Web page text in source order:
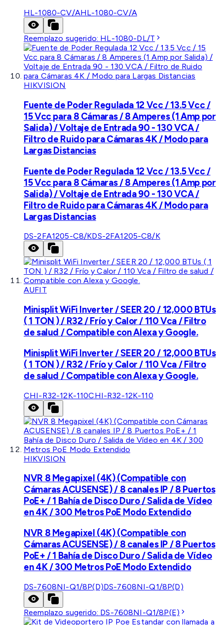
HL-1080-CV/AHL-1080-CV/A
Reemplazo sugerido: HL-1080-DL/T
HIKVISION
Fuente de Poder Regulada 12 Vcc / 13.5 Vcc /
15 Vcc para 8 Cámaras / 8 Amperes (1 Amp por
Salida) / Voltaje de Entrada 90 - 130 VCA /
Filtro de Ruido para Cámaras 4K / Modo para
Largas Distancias
Fuente de Poder Regulada 12 Vcc / 13.5 Vcc /
15 Vcc para 8 Cámaras / 8 Amperes (1 Amp por
Salida) / Voltaje de Entrada 90 - 130 VCA /
Filtro de Ruido para Cámaras 4K / Modo para
Largas Distancias
DS-2FA1205-C8/KDS-2FA1205-C8/K
AUFIT
Minisplit WiFi Inverter / SEER 20 / 12,000 BTUs
( 1 TON ) / R32 / Frío y Calor / 110 Vca / Filtro
de salud / Compatible con Alexa y Google.
Minisplit WiFi Inverter / SEER 20 / 12,000 BTUs
( 1 TON ) / R32 / Frío y Calor / 110 Vca / Filtro
de salud / Compatible con Alexa y Google.
CHI-R32-12K-110CHI-R32-12K-110
HIKVISION
NVR 8 Megapixel (4K) (Compatible con
Cámaras ACUSENSE) / 8 canales IP / 8 Puertos
PoE+ / 1 Bahía de Disco Duro / Salida de Vídeo
en 4K / 300 Metros PoE Modo Extendido
NVR 8 Megapixel (4K) (Compatible con
Cámaras ACUSENSE) / 8 canales IP / 8 Puertos
PoE+ / 1 Bahía de Disco Duro / Salida de Vídeo
en 4K / 300 Metros PoE Modo Extendido
DS-7608NI-Q1/8P(D)DS-7608NI-Q1/8P(D)
Reemplazo sugerido: DS-7608NI-Q1/8P(E)